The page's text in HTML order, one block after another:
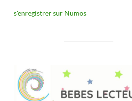
s'enregistrer sur Numos